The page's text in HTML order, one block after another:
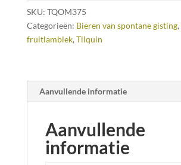
SKU: TQOM375
Categorieën: Bieren van spontane gisting,
fruitlambiek, Tilquin
Aanvullende informatie
Aanvullende
informatie